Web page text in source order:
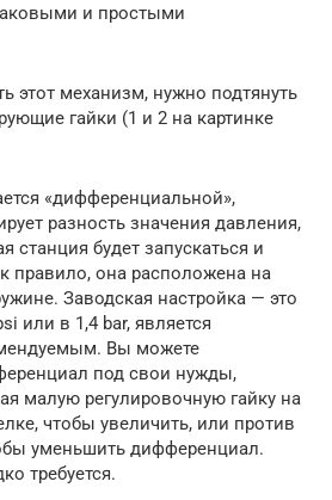
и простыми
этот механизм, нужно подтянуть
гайки (1 и 2 на картинке
«дифференциальной»,
разность значения давления,
станция будет запускаться и
правило, она расположена на
Заводская настройка — это
или в 1,4 bar, является
Вы можете
под свои нужды,
малую регулировочную гайку на
чтобы увеличить, или против
уменьшить дифференциал.
требуется.